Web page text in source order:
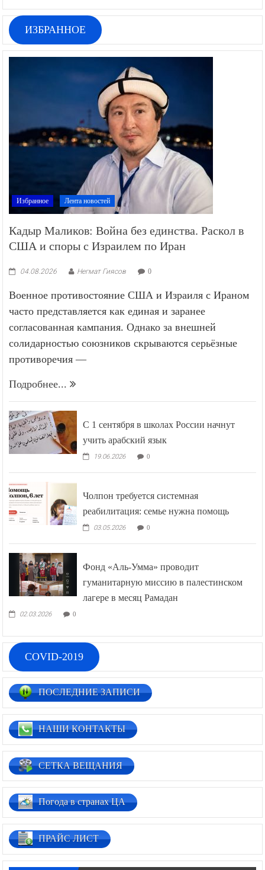
ИЗБРАННОЕ
Избранное Лента новостей
Кадыр Маликов: Война без единства. Раскол в
США и споры с Израилем по Иран
04.08.2026 Негмат Гиясов 0
Военное противостояние США и Израиля с Ираном
часто представляется как единая и заранее
согласованная кампания. Однако за внешней
солидарностью союзников скрываются серьёзные
противоречия —
Подробнее...
С 1 сентября в школах России начнут
учить арабский язык
19.06.2026 0
Чолпон требуется системная
реабилитация: семье нужна помощь
03.05.2026 0
Фонд «Аль-Умма» проводит
гуманитарную миссию в палестинском
лагере в месяц Рамадан
02.03.2026 0
COVID-2019
ПОСЛЕДНИЕ ЗАПИСИ
НАШИ КОНТАКТЫ
СЕТКА ВЕЩАНИЯ
Погода в странах ЦА
ПРАЙС ЛИСТ